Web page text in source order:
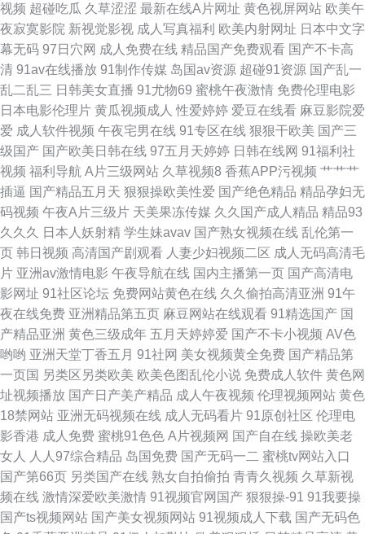
亚洲内射黄网站 东京热小视频 日本不卡A片 91青草娱乐 国产又大又 91吃瓜
国产视频 日本不卡一区 久草麻豆 色色综合总站 91直接观看入口 黄色色情网
站 午夜成人福利av 超碰老司机 久久伊人久久 色综合社区 91网址视频 国产
精品自拍一区
视频 超碰吃瓜 久草涩涩 最新在线A片网址 黄色视屏网站 欧美午
夜寂寞影院 新视觉影视 成人写真福利 欧美内射网址 日本中文字
幕无码 97日穴网 成人免费在线 精品国产免费观看 国产不卡高
清 91av在线播放 91制作传媒 岛国av资源 超碰91资源 国产乱一
乱二乱三 日韩美女直播 91尤物69 蜜桃午夜激情 免费伦理电影
日本电影伦理片 黄瓜视频成人 性爱婷婷 爱豆在线看 麻豆影院爱
爱 成人软件视频 午夜宅男在线 91专区在线 狠狠干欧美 国产三
级国产 国产欧美日韩在线 97五月天婷婷 日韩在线网 91福利社
视频 福利导航 A片三级网站 久草视频8 香蕉APP污视频 艹艹艹
插逼 国产精品五月天 狠狠操欧美性爱 国产绝色精品 精品孕妇无
码视频 午夜A片三级片 天美果冻传媒 久久国产成人精品 精品93
久久久
日本人妖射精 学生妹avav 国产熟女视频在线 乱伦第一
页 韩日视频 高清国产剧观看 人妻少妇视频二区 成人无码高清毛
片 亚洲av激情电影 午夜导航在线 国内主播第一页 国产高清电
影网址 91社区论坛 免费网站黄色在线 久久偷拍高清亚洲 91午
夜在线免费 亚洲精品第五页 麻豆网站在线观看 91精选国产 国
产精品亚洲 黄色三级成年 五月天婷婷爱 国产不卡小视频 AV色
哟哟 亚洲天堂丁香五月 91社网 美女视频黄全免费 国产精品第
一页国 另类区另类欧美 欧美色图乱伦小说 免费成人软件 黄色网
址视频播放 国产日产美产精品 成人午夜视频 伦理视频网站 黄色
18禁网站 亚洲无码视频在线 成人无码看片 91原创社区 伦理电
影香港 成人免费 蜜桃91色色 A片视频网 国产自在线 操欧美老
女人
人人97综合精品 岛国免费 国产无码一二 蜜桃tv网站入口
国产第66页 另类国产在线 熟女自拍偷拍 青青久视频 久草新视
频在线 激情深爱欧美激情 91视频官网国产 狠狠操-91 91我要操
国产ts视频网站 国产美女视频网站 91视频成人下载 国产无码色